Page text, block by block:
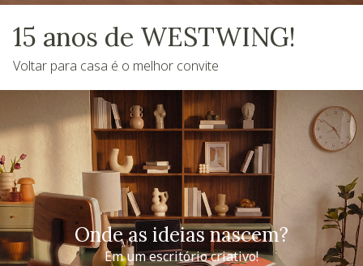
15 anos de WESTWING!
Voltar para casa é o melhor convite
Onde as ideias nascem?
Em um escritório criativo!